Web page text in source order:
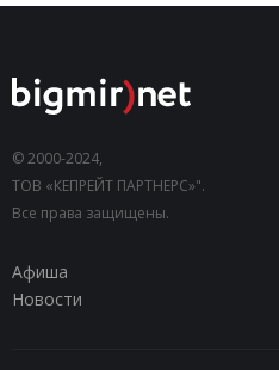
© 2000-2024,
ТОВ «КЕПРЕЙТ ПАРТНЕРС»".
Все права защищены.
Афиша
Новости